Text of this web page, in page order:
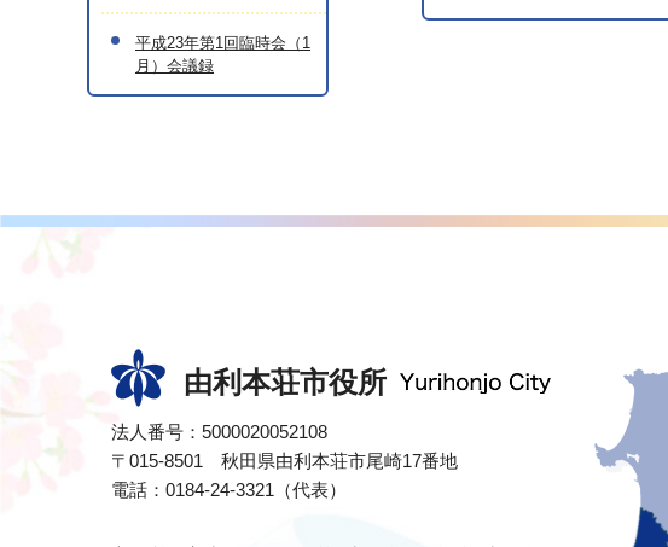
平成23年第1回臨時会（1
月）会議録
由利本荘市役所
法人番号：5000020052108
〒015-8501 秋田県由利本荘市尾崎17番地
電話：0184-24-3321（代表）